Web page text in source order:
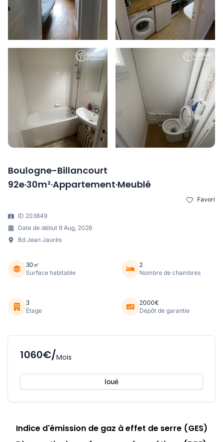
Boulogne-Billancourt
92e·30m²·Appartement·Meublé
Favori
ID 203849
Date de début 9 Aug, 2026
Bd Jean Jaurès
30㎡
Surface habitable
2
Nombre de chambres
3
Étage
2000€
Dépôt de garantie
1060€/Mois
loué
Indice d'émission de gaz à effet de serre (GES)